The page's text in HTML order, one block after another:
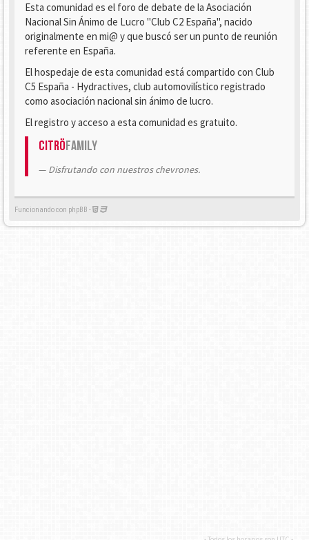
Esta comunidad es el foro de debate de la Asociación
Nacional Sin Ánimo de Lucro "Club C2 España", nacido
originalmente en mi@ y que buscó ser un punto de reunión
referente en España.
El hospedaje de esta comunidad está compartido con Club
C5 España - Hydractives, club automovilístico registrado
como asociación nacional sin ánimo de lucro.
El registro y acceso a esta comunidad es gratuito.
CitröFamily
Disfrutando con nuestros chevrones.
Funcionando con phpBB -